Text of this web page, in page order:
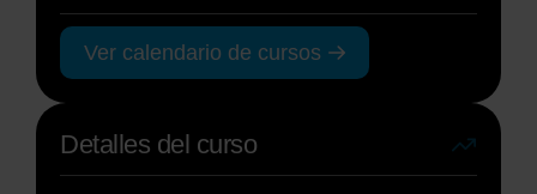
Ver calendario de cursos
Detalles del curso